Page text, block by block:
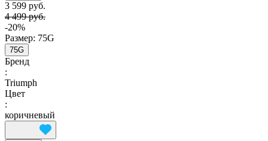
3 599 руб.
4 499 руб.
-20%
Размер: 75G
75G
Бренд
:
Triumph
Цвет
:
коричневый